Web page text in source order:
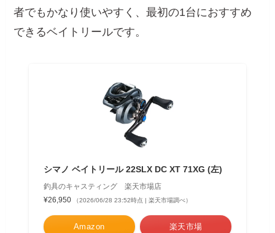
者でもかなり使いやすく、最初の1台におすすめ
できるベイトリールです。
シマノ ベイトリール 22SLX DC XT 71XG (左)
釣具のキャスティング 楽天市場店
¥26,950
（2026/06/28 23:52時点 | 楽天市場調べ）
Amazon 楽天市場